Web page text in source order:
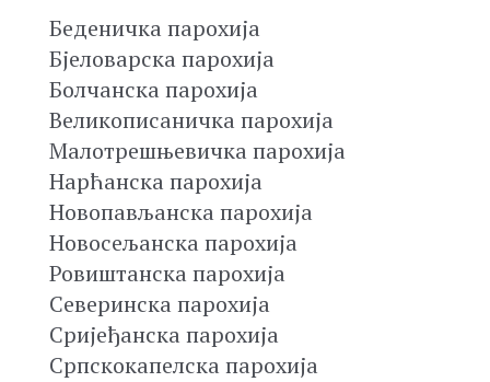
Беденичка парохија
Бјеловарска парохија
Болчанска парохија
Великописаничка парохија
Малотрешњевичка парохија
Нарћанска парохија
Новопављанска парохија
Новосељанска парохија
Ровиштанска парохија
Северинска парохија
Сријеђанска парохија
Српскокапелска парохија